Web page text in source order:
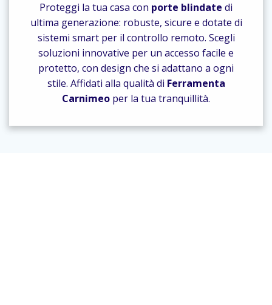
Proteggi la tua casa con porte blindate di
ultima generazione: robuste, sicure e dotate di
sistemi smart per il controllo remoto. Scegli
soluzioni innovative per un accesso facile e
protetto, con design che si adattano a ogni
stile. Affidati alla qualità di Ferramenta
Carnimeo per la tua tranquillità.